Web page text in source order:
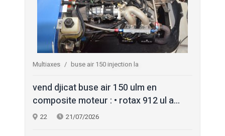
Multiaxes buse air 150 injection la
vend djicat buse air 150 ulm en
composite moteur : • rotax 912 ul a...
22 21/07/2026